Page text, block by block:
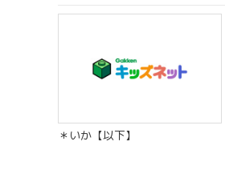
＊いか【以下】